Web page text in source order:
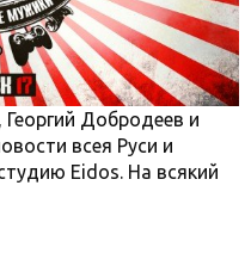
Добродеев и
всея Руси и
Eidos. На всякий